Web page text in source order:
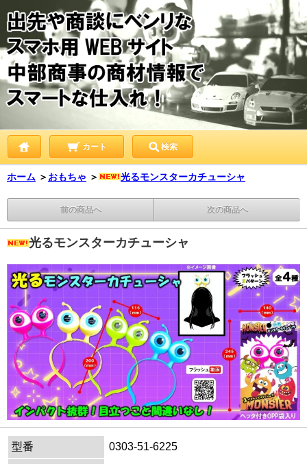
カート 検索
ホーム ＞ おもちゃ ＞ 光るモンスターカチューシャ
前の商品へ 次の商品へ
光るモンスターカチューシャ
型番
0303-51-6225